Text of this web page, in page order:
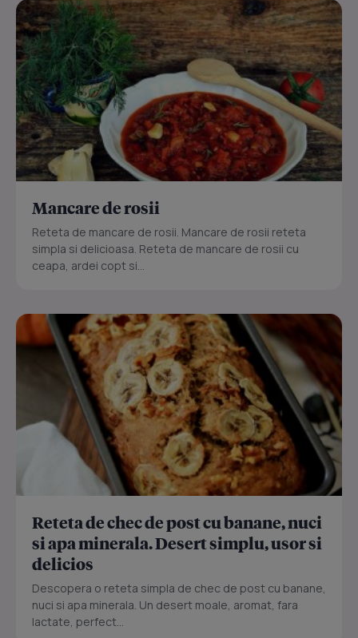
Mancare de rosii
Reteta de mancare de rosii. Mancare de rosii reteta
simpla si delicioasa. Reteta de mancare de rosii cu
ceapa, ardei copt si...
Reteta de chec de post cu banane, nuci
si apa minerala. Desert simplu, usor si
delicios
Descopera o reteta simpla de chec de post cu banane,
nuci si apa minerala. Un desert moale, aromat, fara
lactate, perfect...